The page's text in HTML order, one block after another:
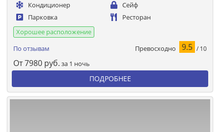
Кондиционер
Сейф
Парковка
Ресторан
Хорошее расположение
По отзывам
Превосходно 9.5 / 10
От7980 руб. за 1 ночь
ПОДРОБНЕЕ